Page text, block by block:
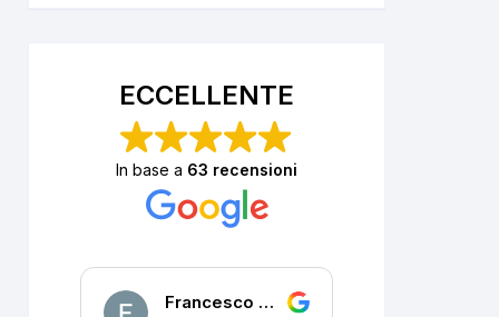
ECCELLENTE
In base a 63 recensioni
Francesco DALLA PORTA